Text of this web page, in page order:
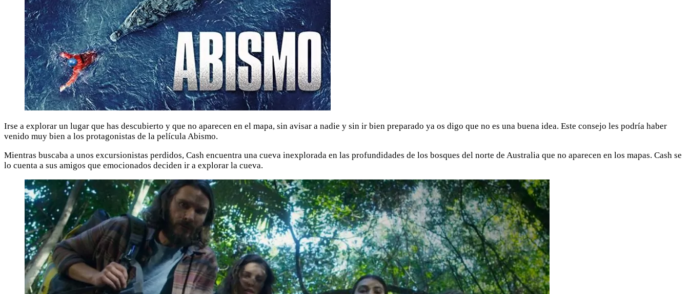
Irse a explorar un lugar que has descubierto y que no aparecen en el mapa, sin avisar a nadie y sin ir bien preparado ya os digo que no es una buena idea. Este consejo les podría haber
venido muy bien a los protagonistas de la película Abismo.
Mientras buscaba a unos excursionistas perdidos, Cash encuentra una cueva inexplorada en las profundidades de los bosques del norte de Australia que no aparecen en los mapas. Cash se
lo cuenta a sus amigos que emocionados deciden ir a explorar la cueva.